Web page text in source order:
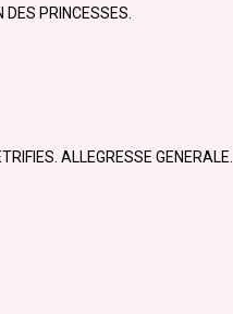
PRINCESSES.
ALLEGRESSE GENERALE.